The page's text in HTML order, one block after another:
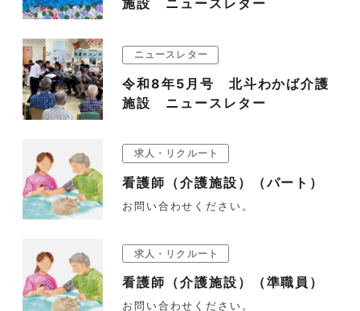
ニュースレター
令和8年5月号 北斗わかば介護
施設 ニュースレター
求人・リクルート
看護師（介護施設）（パート）
お問い合わせください。
求人・リクルート
看護師（介護施設）（準職員）
お問い合わせください。